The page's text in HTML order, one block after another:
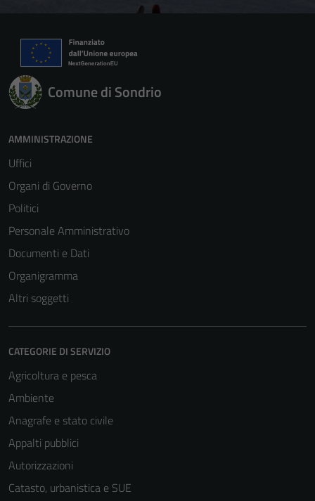
Comune di Sondrio
AMMINISTRAZIONE
Uffici
Organi di Governo
Politici
Personale Amministrativo
Documenti e Dati
Organigramma
Altri soggetti
CATEGORIE DI SERVIZIO
Agricoltura e pesca
Ambiente
Anagrafe e stato civile
Appalti pubblici
Autorizzazioni
Catasto, urbanistica e SUE